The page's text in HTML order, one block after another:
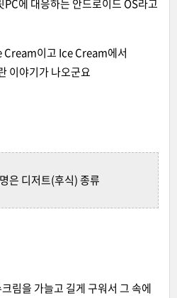
에 대응하는 안드로이드 OS라고
Cream이고 Ice Cream에서
이야기가 나오군요
은 디저트(후식) 종류
림을 가늘고 길게 구워서 그 속에